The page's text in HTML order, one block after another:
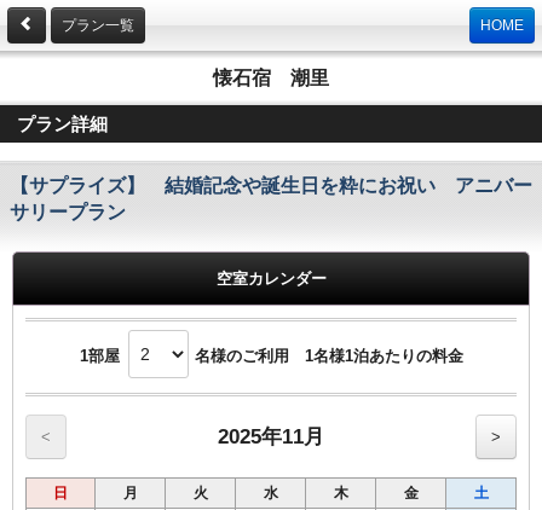
プラン一覧 HOME
懐石宿 潮里
プラン詳細
【サプライズ】 結婚記念や誕生日を粋にお祝い アニバー
サリープラン
空室カレンダー
1部屋 名様のご利用 1名様1泊あたりの料金
< 2025年11月 >
日 月 火 水 木 金 土